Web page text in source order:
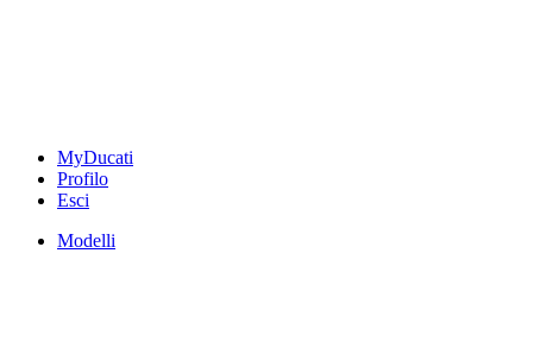
MyDucati
Profilo
Esci
Modelli